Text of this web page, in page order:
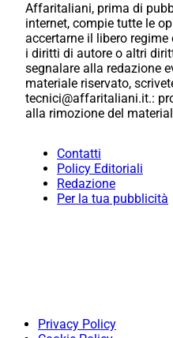
Affaritaliani, prima di
internet, compie tutte le
accertarne il libero
i diritti di autore o altri
segnalare alla redazione
materiale riservato,
tecnici@affaritaliani.it.:
alla rimozione del
Contatti
Policy Editoriali
Redazione
Per la tua pubblicità
Privacy Policy